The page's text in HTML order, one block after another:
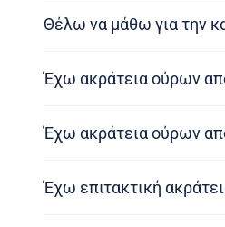
Θέλω να μάθω για την
Έχω ακράτεια ούρων
Έχω ακράτεια ούρων
Έχω επιτακτική